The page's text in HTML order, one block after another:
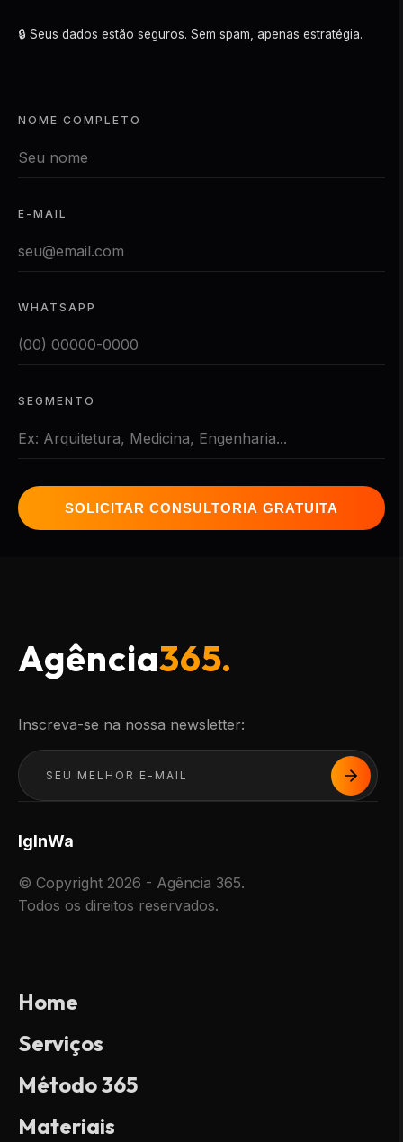
🔒 Seus dados estão seguros. Sem spam, apenas estratégia.
NOME COMPLETO
E-MAIL
WHATSAPP
SEGMENTO
SOLICITAR CONSULTORIA GRATUITA
Agência365.
Inscreva-se na nossa newsletter:
IgInWa
© Copyright 2026 - Agência 365.
Todos os direitos reservados.
Home
Serviços
Método 365
Materiais